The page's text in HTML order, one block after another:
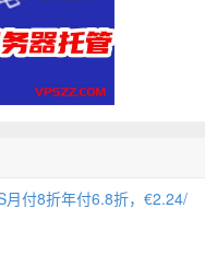
月付8折年付6.8折，€2.24/